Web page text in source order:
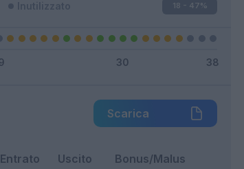
18 - 47%
Scarica
Entrato Uscito Bonus/Malus